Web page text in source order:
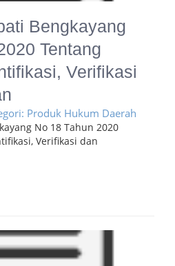
Bengkayang
Tentang
Verifikasi
Produk Hukum Daerah
No 18 Tahun 2020
Verifikasi dan